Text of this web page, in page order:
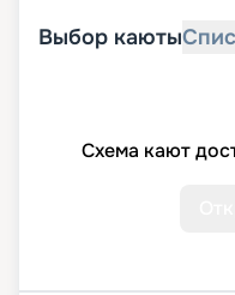
Выбор каюты
Схема кают